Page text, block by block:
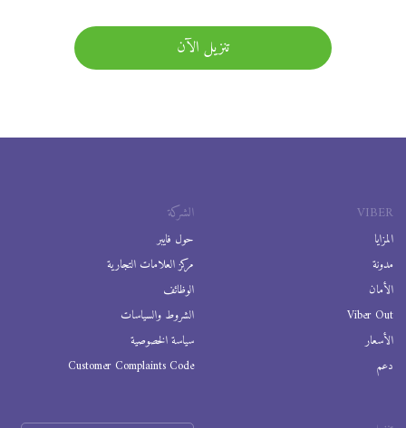
تنزيل الآن
VIBER
المزايا
مدونة
الأمان
Viber Out
الأسعار
دعم
الشركة
حول فايبر
مركز العلامات التجارية
الوظائف
الشروط والسياسات
سياسة الخصوصية
Customer Complaints Code